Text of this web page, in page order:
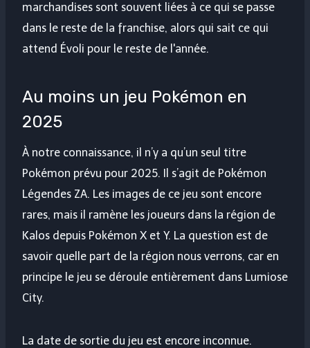
marchandises sont souvent liées à ce qui se passe
dans le reste de la franchise, alors qui sait ce qui
attend Évoli pour le reste de l'année.
Au moins un jeu Pokémon en
2025
À notre connaissance, il n’y a qu’un seul titre
Pokémon prévu pour 2025. Il s’agit de Pokémon
Légendes ZA. Les images de ce jeu sont encore
rares, mais il ramène les joueurs dans la région de
Kalos depuis Pokémon X et Y. La question est de
savoir quelle part de la région nous verrons, car en
principe le jeu se déroule entièrement dans Lumiose
City.
La date de sortie du jeu est encore inconnue.